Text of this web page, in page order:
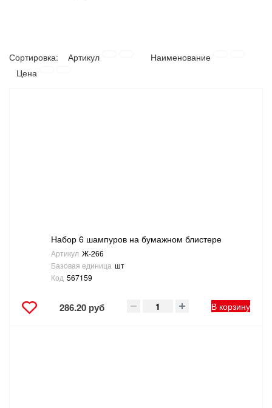
ЛАКОКРАСОЧНЫЕ МАТЕРИАЛЫ
СНЕГОУБОРОЧНЫЙ ИНВЕНТАРЬ
СТРЕМЯНКИ,ЛЕСТНИЦЫ
СТРОИТЕЛЬНЫЕ И ОТДЕЛОЧНЫЕ МАТЕРИАЛЫ
Сортировка: Артикул
Наименование
Цена
Набор 6 шампуров на бумажном блистере
Артикул Ж-266
Базовая единица шт
Код 567159
286.20 руб В корзину